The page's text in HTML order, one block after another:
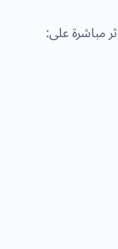
مباشرة على: